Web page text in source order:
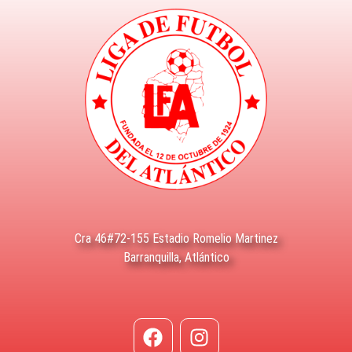
Cra 46#72-155 Estadio Romelio Martinez
Barranquilla, Atlántico